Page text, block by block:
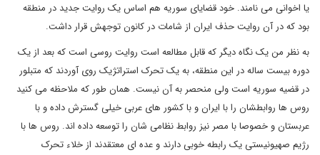
یا اخوانی می نامند. خود قضایای سوریه هم اساس یک روایت جدید در منطقه
بود که در آن روایت حذف ایران از شامات در کانون توجهش قرار داشت.
به نظر من یک نگاه دیگر که قابل مطالعه است روایت روسی است که بعد از یک
دوره بیست ساله در این منطقه، به یک تحرک استراتژیک روی آوردند که متبلور
در قضیه سوریه است ولی منحصر به آن نیست. همان طور که ملاحظه می کنید
روس ها روابطشان را با ایران و با کشور های عربی خیلی گسترش داده و با
عربستان و خصوصا با مصر نیز روابط نظامی شان را توسعه داده اند. روس ها با
رژیم صهیونیستی یک رابطه خوبی دارند و عده ای معتقدند از خلاء تحرک